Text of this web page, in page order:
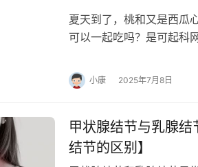
夏天到了，桃和又是西瓜
可以一起吃吗？是可起科
小康 2025年7月8日
甲状腺结节与乳腺
结节的区别】